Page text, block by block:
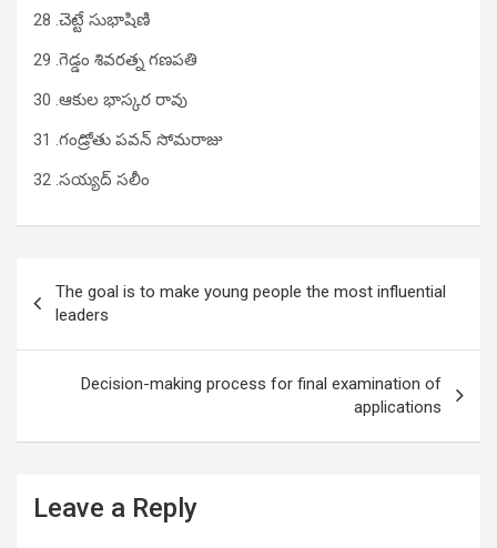
28 .చెట్టే సుభాషిణి
29 .గెడ్డం శివరత్న గణపతి
30 .ఆకుల భాస్కర రావు
31 .గండ్రోతు పవన్ సోమరాజు
32 .సయ్యద్ సలీం
navigation
The goal is to make young people the most influential
leaders
Decision-making process for final examination of
applications
Leave a Reply